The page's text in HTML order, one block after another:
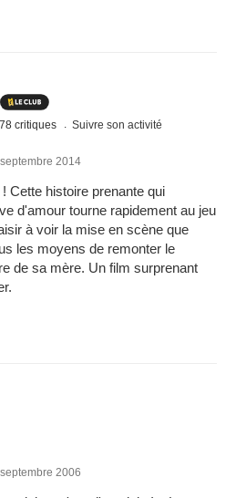
critiques Suivre son activité
2014
Cette histoire prenante qui
d'amour tourne rapidement au jeu
à voir la mise en scène que
les moyens de remonter le
de sa mère. Un film surprenant
2006